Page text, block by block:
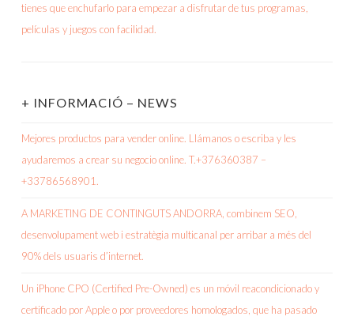
+ INFORMACIÓ – NEWS
Mejores productos para vender online. Llámanos o escriba y les
ayudaremos a crear su negocio online. T.+376360387 –
+33786568901.
A MARKETING DE CONTINGUTS ANDORRA, combinem SEO,
desenvolupament web i estratègia multicanal per arribar a més del
90% dels usuaris d’internet.
Un iPhone CPO (Certified Pre-Owned) es un móvil reacondicionado y
certificado por Apple o por proveedores homologados, que ha pasado